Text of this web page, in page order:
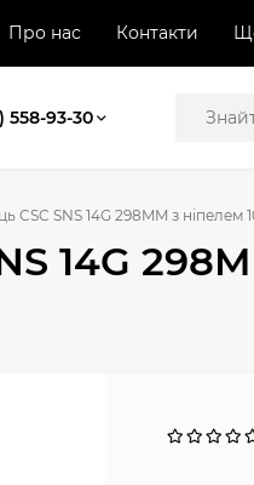
Про нас Контакти
558-93-30
CSC SNS 14G 298MM з ніпелем
14G